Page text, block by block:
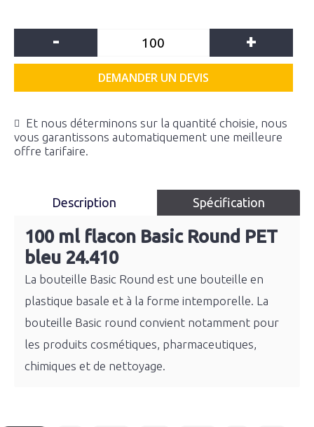
- +
DEMANDER UN DEVIS
Et nous déterminons sur la quantité choisie, nous
vous garantissons automatiquement une meilleure
offre tarifaire.
Description Spécification
100 ml flacon Basic Round PET
bleu 24.410
La bouteille Basic Round est une bouteille en
plastique basale et à la forme intemporelle. La
bouteille Basic round convient notamment pour
les produits cosmétiques, pharmaceutiques,
chimiques et de nettoyage.